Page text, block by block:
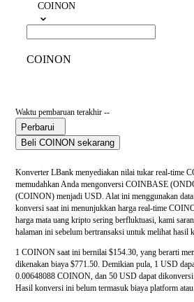
COINON
COINON
Waktu pembaruan terakhir --
Perbarui
Beli COINON sekarang
Konverter LBank menyediakan nilai tukar real-time
memudahkan Anda mengonversi COINBASE
(COINON) menjadi USD. Alat ini menggunakan
konversi saat ini menunjukkan harga real-time
harga mata uang kripto sering berfluktuasi, kami
halaman ini sebelum bertransaksi untuk melihat hasil
1 COINON saat ini bernilai $154.30, yang berarti
dikenakan biaya $771.50. Demikian pula, 1 USD
0.00648088 COINON, dan 50 USD dapat
Hasil konversi ini belum termasuk biaya platform atau